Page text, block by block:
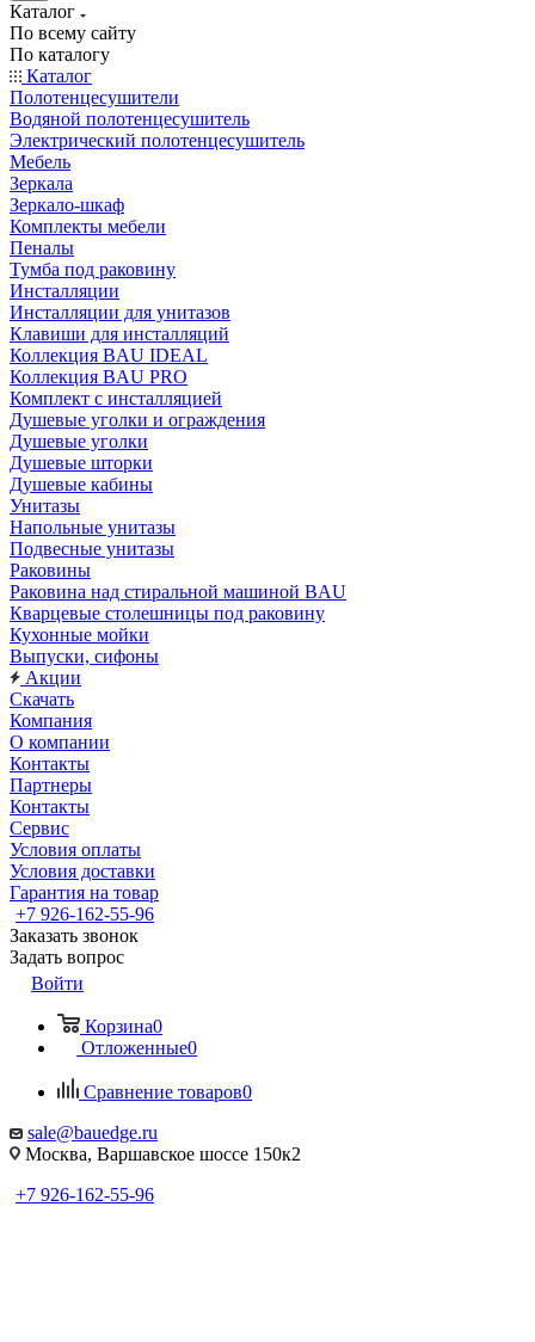
Каталог
По всему сайту
По каталогу
Каталог
Полотенцесушители
Водяной полотенцесушитель
Электрический полотенцесушитель
Мебель
Зеркала
Зеркало-шкаф
Комплекты мебели
Пеналы
Тумба под раковину
Инсталляции
Инсталляции для унитазов
Клавиши для инсталляций
Коллекция BAU IDEAL
Коллекция BAU PRO
Комплект с инсталляцией
Душевые уголки и ограждения
Душевые уголки
Душевые шторки
Душевые кабины
Унитазы
Напольные унитазы
Подвесные унитазы
Раковины
Раковина над стиральной машиной BAU
Кварцевые столешницы под раковину
Кухонные мойки
Выпуски, сифоны
Акции
Скачать
Компания
О компании
Контакты
Партнеры
Контакты
Сервис
Условия оплаты
Условия доставки
Гарантия на товар
+7 926-162-55-96
Заказать звонок
Задать вопрос
Войти
Корзина0
Отложенные0
Сравнение товаров0
sale@bauedge.ru
Москва, Варшавское шоссе 150к2
+7 926-162-55-96